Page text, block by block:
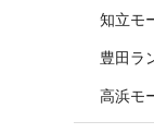
知立モ
豊田ラ
高浜モ